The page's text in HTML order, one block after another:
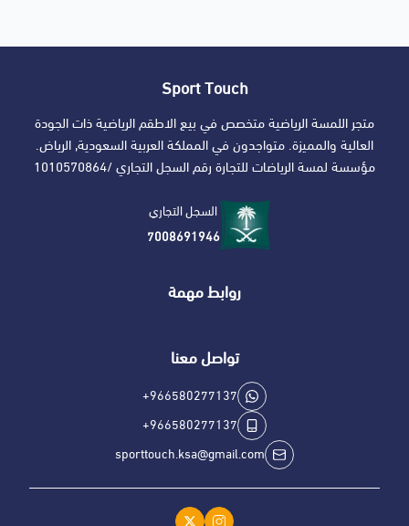
Sport Touch
متجر اللمسة الرياضية متخصص في بيع الاطقم الرياضية ذات الجودة
العالية والمميزة. متواجدون في المملكة العربية السعودية, الرياض.
مؤسسة لمسة الرياضات للتجارة رقم السجل التجاري /1010570864
السجل التجاري
7008691946
روابط مهمة
تواصل معنا
+966580277137
+966580277137
sporttouch.ksa@gmail.com